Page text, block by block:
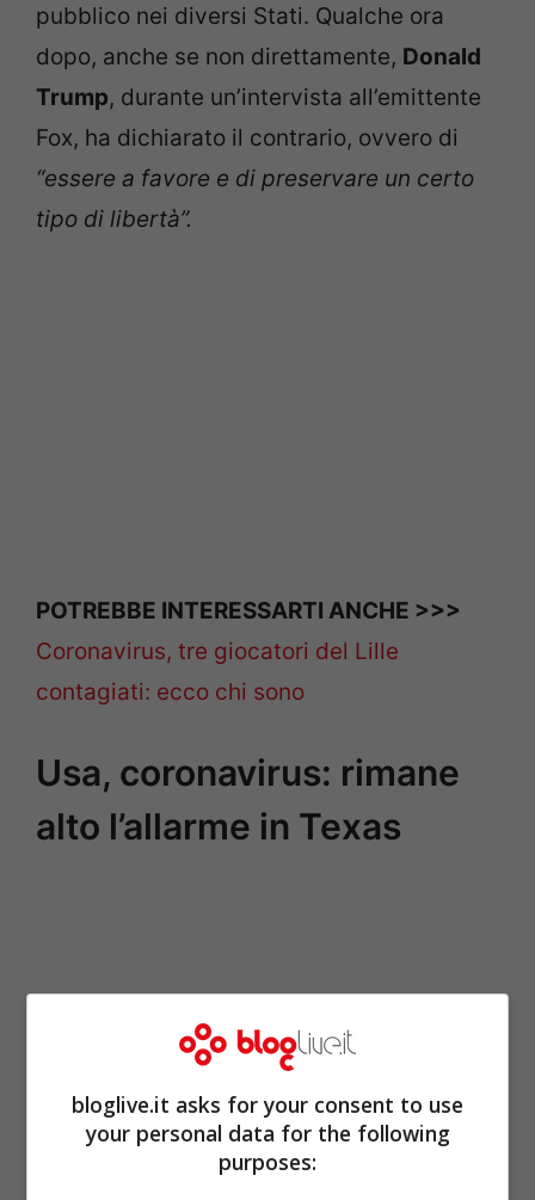
pubblico nei diversi Stati. Qualche ora
dopo, anche se non direttamente, Donald
Trump, durante un’intervista all’emittente
Fox, ha dichiarato il contrario, ovvero di
“essere a favore e di preservare un certo
tipo di libertà”.
POTREBBE INTERESSARTI ANCHE >>>
Coronavirus, tre giocatori del Lille
contagiati: ecco chi sono
Usa, coronavirus: rimane
alto l’allarme in Texas
bloglive.it asks for your consent to use
your personal data for the following
purposes: